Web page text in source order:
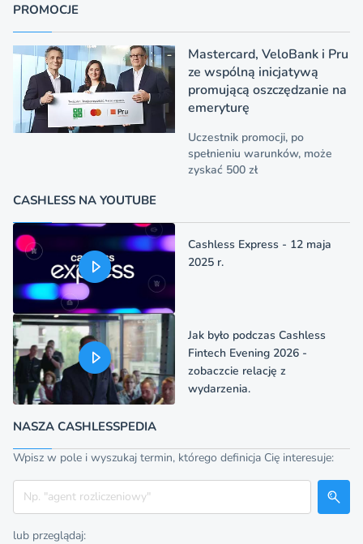
PROMOCJE
Mastercard, VeloBank i Pru
ze wspólną inicjatywą
promującą oszczędzanie na
emeryturę
Uczestnik promocji, po
spełnieniu warunków, może
zyskać 500 zł
CASHLESS NA YOUTUBE
Cashless Express - 12 maja
2025 r.
Jak było podczas Cashless
Fintech Evening 2026 -
zobaczcie relację z
wydarzenia.
NASZA CASHLESSPEDIA
Wpisz w pole i wyszukaj termin, którego definicja Cię interesuje:
Szukaj
lub przeglądaj: